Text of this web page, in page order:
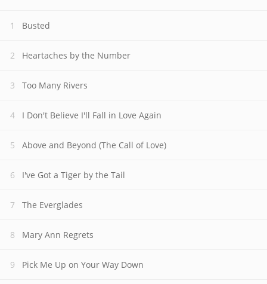
Busted
Heartaches by the Number
Too Many Rivers
I Don't Believe I'll Fall in Love Again
Above and Beyond (The Call of Love)
I've Got a Tiger by the Tail
The Everglades
Mary Ann Regrets
Pick Me Up on Your Way Down